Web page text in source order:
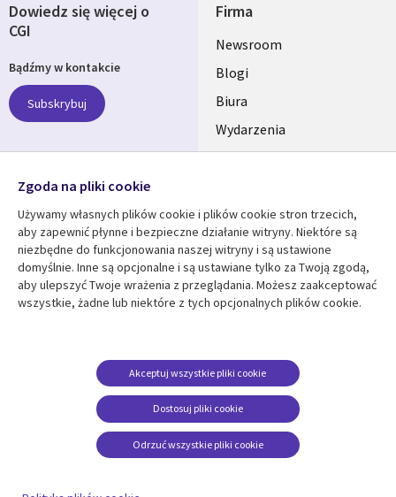
Firma
Useful
links
SECTIONS
POLSKA
Newsroom
Blogi
Biura
Wydarzenia
Centrum zasobów
Library
SECTIONS
POLSKA
Artykuły
Pomoc
Legal
POLSKA
Informacja prawna
Informacja o
ciasteczkach
Dowiedz się więcej o
CGI
Bądźmy w kontakcie
Subskrybuj
Social
Media
SECTIONS
POLSKA
Zgoda na pliki cookie
Używamy własnych plików cookie i plików cookie stron trzecich,
aby zapewnić płynne i bezpieczne działanie witryny. Niektóre są
niezbędne do funkcjonowania naszej witryny i są ustawione
domyślnie. Inne są opcjonalne i są ustawiane tylko za Twoją zgodą,
aby ulepszyć Twoje wrażenia z przeglądania. Możesz zaakceptować
wszystkie, żadne lub niektóre z tych opcjonalnych plików cookie.
Dostosuj pliki cookie
Akceptuj wszystkie pliki cookie
Odrzuć wszystkie pliki cookie